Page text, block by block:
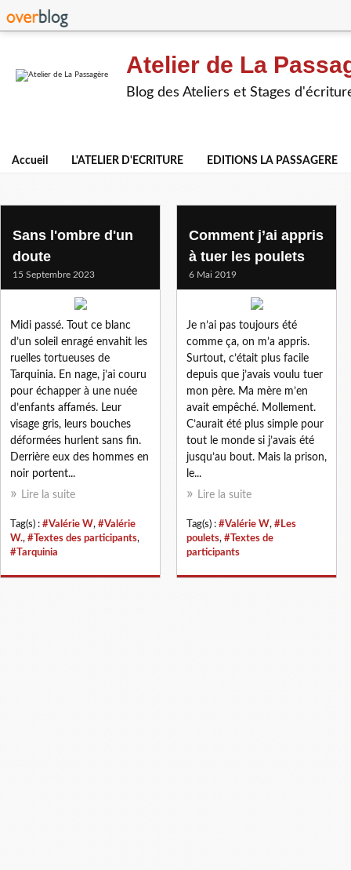
Atelier de La
Blog des Ateliers et Stages
Accueil L'ATELIER D'ECRITURE EDITIONS LA PASSAGERE
valerie w
Sans l'ombre d'un
doute
15 Septembre 2023
Midi passé. Tout ce blanc
d’un soleil enragé envahit les
ruelles tortueuses de
Tarquinia. En nage, j’ai couru
pour échapper à une nuée
d’enfants affamés. Leur
visage gris, leurs bouches
déformées hurlent sans fin.
Derrière eux des hommes en
noir portent...
Lire la suite
Tag(s) : #Valérie W, #Valérie
W., #Textes des participants,
#Tarquinia
Comment j’ai appris
à tuer les poulets
6 Mai 2019
Je n’ai pas toujours été
comme ça, on m’a appris.
Surtout, c’était plus facile
depuis que j’avais voulu tuer
mon père. Ma mère m’en
avait empêché. Mollement.
C’aurait été plus simple pour
tout le monde si j’avais été
jusqu’au bout. Mais la prison,
le...
Lire la suite
Tag(s) : #Valérie W, #Les
poulets, #Textes de
participants